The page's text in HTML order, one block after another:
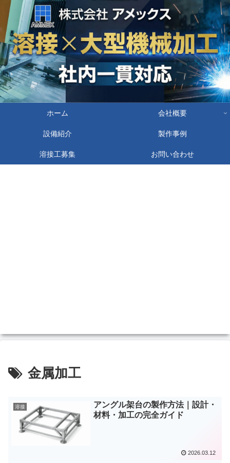
ホーム 会社概要
設備紹介 製作事例
溶接工募集 お問い合わせ
金属加工
溶接
アングル架台の製作方法｜設計・
材料・加工の完全ガイド
2026.03.12